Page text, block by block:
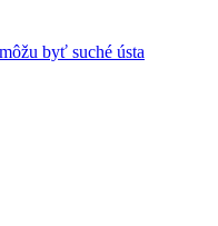
byť suché ústa